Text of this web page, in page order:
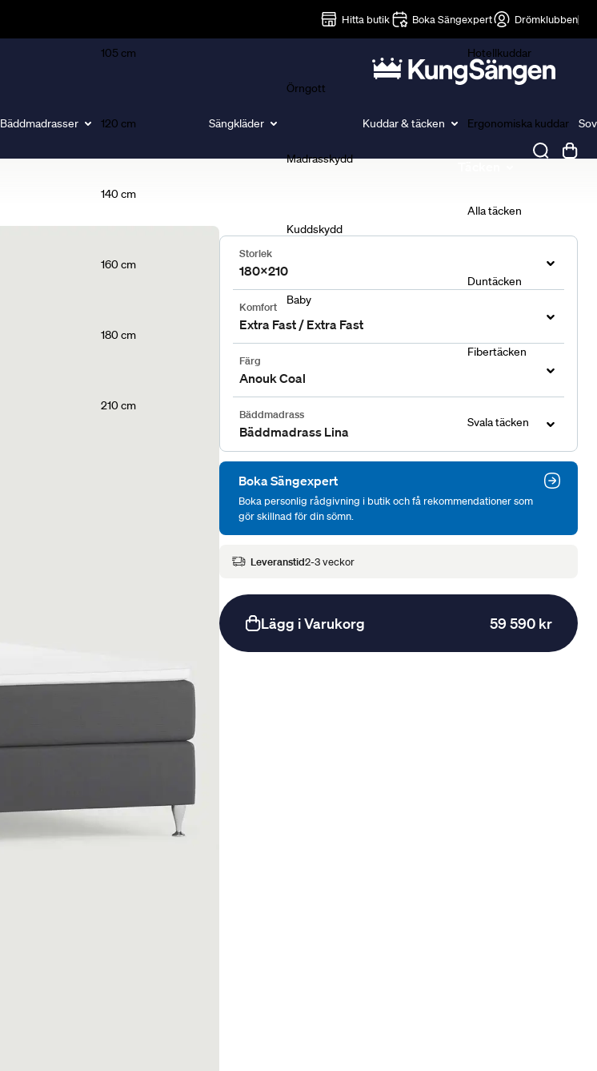
Hitta butik Boka Sängexpert Drömklubben
Bäddmadrasser
105 cm
120 cm
140 cm
160 cm
180 cm
210 cm
Sängkläder
Örngott
Madrasskydd
Kuddskydd
Baby
Kuddar & täcken
Hotellkuddar
Ergonomiska kuddar
Alla täcken
Duntäcken
Fibertäcken
Svala täcken
Storlek
180x210
Komfort
Extra Fast / Extra Fast
Färg
Anouk Coal
Bäddmadrass
Bäddmadrass Lina
Boka Sängexpert
Boka personlig rådgivning i butik och få rekommendationer som
gör skillnad för din sömn.
Leveranstid2-3 veckor
Lägg i Varukorg 59 590 kr